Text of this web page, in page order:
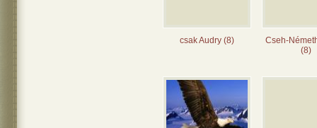
csak Audry (8)
Cseh-
(8)